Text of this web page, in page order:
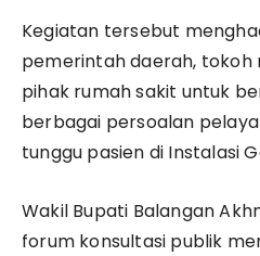
Kegiatan tersebut
pemerintah daerah, tokoh
pihak rumah sakit untuk
berbagai persoalan
tunggu pasien di Instalasi
Wakil Bupati Balangan
forum konsultasi publik